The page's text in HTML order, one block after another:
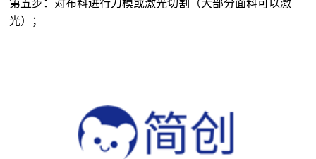
第五步：对布料进行刀模或激光切割（大部分面料可以激
光）；